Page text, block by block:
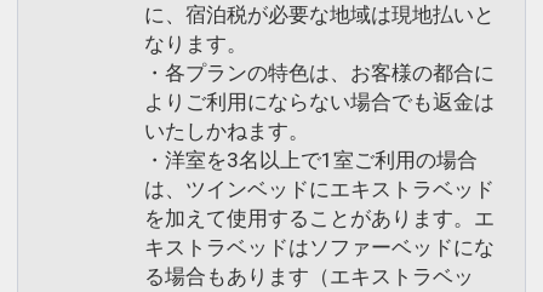
に、宿泊税が必要な地域は現地払いと
なります。
・各プランの特色は、お客様の都合に
よりご利用にならない場合でも返金は
いたしかねます。
・洋室を3名以上で1室ご利用の場合
は、ツインベッドにエキストラベッド
を加えて使用することがあります。エ
キストラベッドはソファーベッドにな
る場合もあります（エキストラベッ